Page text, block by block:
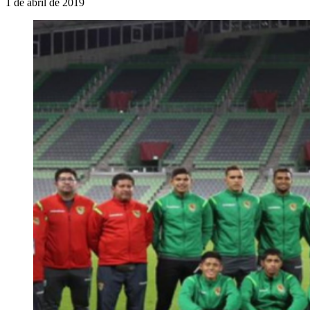
1 de abril de 2019